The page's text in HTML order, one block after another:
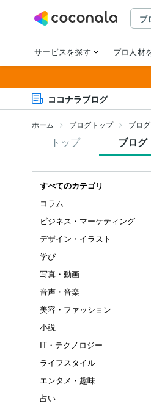
ココナラブログ
ホーム ブログトップ ブログ
トップ ブログ
すべてのカテゴリ
コラム
ビジネス・マーケティング
デザイン・イラスト
学び
写真・動画
音声・音楽
美容・ファッション
小説
IT・テクノロジー
ライフスタイル
エンタメ・趣味
占い